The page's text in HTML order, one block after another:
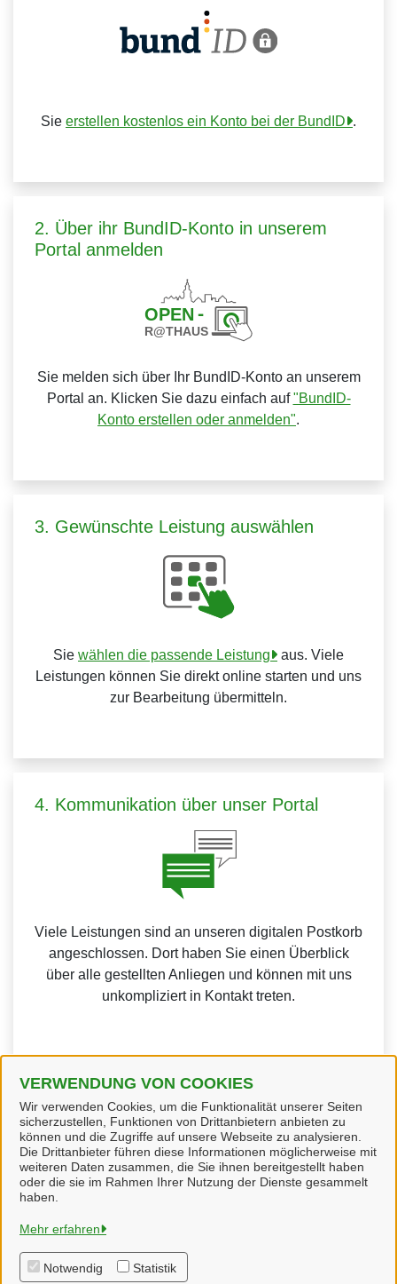
VERWENDUNG VON COOKIES
Wir verwenden Cookies, um die Funktionalität unserer Seiten
sicherzustellen, Funktionen von Drittanbietern anbieten zu
können und die Zugriffe auf unsere Webseite zu analysieren.
Die Drittanbieter führen diese Informationen möglicherweise mit
weiteren Daten zusammen, die Sie ihnen bereitgestellt haben
oder die sie im Rahmen Ihrer Nutzung der Dienste gesammelt
haben.
Mehr erfahren
Notwendig Statistik
Sie erstellen kostenlos ein Konto bei der BundID .
2. Über ihr BundID-Konto in unserem
Portal anmelden
Sie melden sich über Ihr BundID-Konto an unserem
Portal an. Klicken Sie dazu einfach auf"BundID-
Konto erstellen oder anmelden".
3. Gewünschte Leistung auswählen
Sie wählen die passende Leistung
aus. Viele
Leistungen können Sie direkt online starten und uns
zur Bearbeitung übermitteln.
4. Kommunikation über unser Portal
Viele Leistungen sind an unseren digitalen Postkorb
angeschlossen. Dort haben Sie einen Überblick
über alle gestellten Anliegen und können mit uns
unkompliziert in Kontakt treten.
Weitere Informationen zur BundID finden Sie auf der
FAQ-Seite des Bundes.
Gemeinde Ostercappeln
Alle Rechte vorbehalten